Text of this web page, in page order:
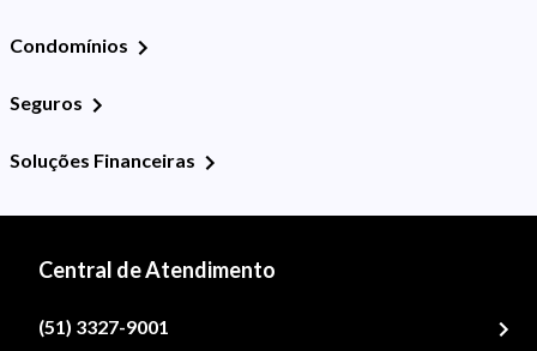
Condomínios
Seguros
Soluções Financeiras
Central de Atendimento
(51) 3327-9001